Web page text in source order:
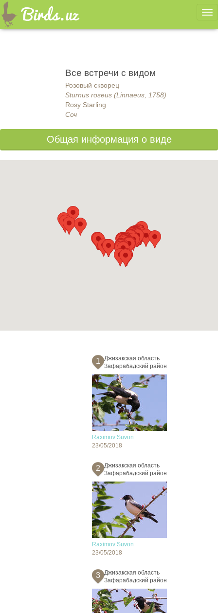
Все встречи с видом
Розовый скворец
Sturnus roseus (Linnaeus, 1758)
Rosy Starling
Соч
Общая информация о виде
1
Джизакская область
Зафарабадский район
Raximov Suvon
23/05/2018
2
Джизакская область
Зафарабадский район
Raximov Suvon
23/05/2018
3
Джизакская область
Зафарабадский район